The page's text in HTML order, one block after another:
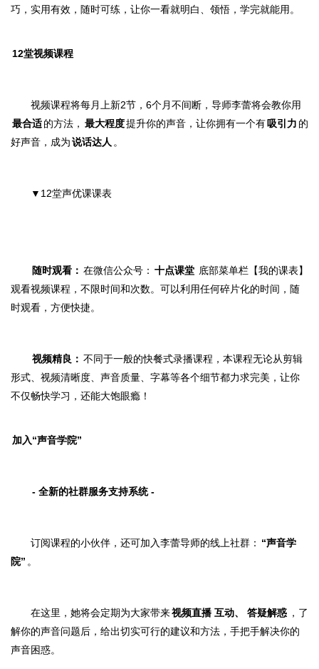
巧，实用有效， 随时可练， 让你一看就明白、领悟， 学完就能用。
12堂视频课程
视频课程将每月上新2节，6个月不间断 ，导师李蕾将会教你用
最合适的方法， 最大程度提升你的声音，让你拥有一个有 吸引力 的
好声音，成为说话达人 。
▼ 12堂声优课课表
随时观看： 在微信公众号： 十点课堂 底部菜单栏【我的课表】
观看视频课程，不限时间和次数。可以利用任何碎片化的时间，随
时观看，方便快捷。
视频精良： 不同于一般的快餐式录播课程，本课程无论从剪辑
形式、视频清晰度、声音质量、字幕等各个细节都力求完美， 让你
不仅畅快学习，还能大饱眼瘾！
加入“声音学院”
- 全新的社群服务支持系统 -
订阅课程的小伙伴，还可加入李蕾导师的线上社群： “声音学
院” 。
在这里，她将会定期为大家带来视频直播 互动、 答疑解惑 ，了
解你的声音问题后，给出切实可行的建议和方法，手把手解决你的
声音困惑。